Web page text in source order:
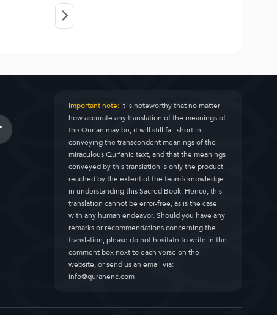
Important note:It is noteworthy that no matter
how accurate any translation of the meanings of
the Qur’an may be, it will still fall short in
conveying the transcendent meanings of the
miraculous Qur’anic text, and that the meanings
conveyed by this translation is only the product
reached by the extent of the team’s knowledge
in understanding this Sacred Book. Hence, this
translation cannot be error-free, as is the case
with any human endeavor. Should you have any
remarks or recommendations concerning the
translation, please do not hesitate to write in the
comment box next to each verse on the
website, or send us an email via:
info@quranenc.com